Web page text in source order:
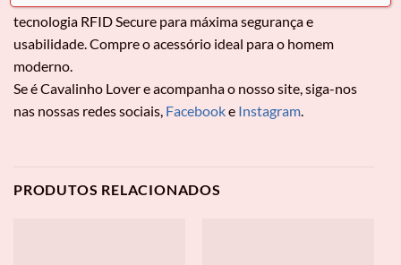
tecnologia RFID Secure para máxima segurança e
usabilidade. Compre o acessório ideal para o homem
moderno.
Se é Cavalinho Lover e acompanha o nosso site, siga-nos
nas nossas redes sociais, Facebooke Instagram
PRODUTOS RELACIONADOS